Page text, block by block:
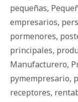
pequeñas,
empresarios,
pormenores,
principales,
Manufacturero,
pymempresario,
receptores,